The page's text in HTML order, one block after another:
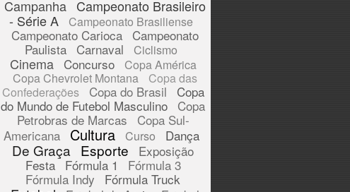
Campanha Campeonato Brasileiro
- Série A
Campeonato Brasiliense
Campeonato Carioca
Campeonato
Paulista Carnaval Ciclismo
Cinema Concurso
Copa América
Copa Chevrolet Montana
Copa das
Confederações
Copa do Brasil Copa
do Mundo de Futebol Masculino Copa
Petrobras de Marcas
Copa Sul-
Americana
Cultura Curso Dança
De Graça Esporte
Exposição
Festa
Fórmula 1
Fórmula 3
Fórmula Indy
Fórmula Truck